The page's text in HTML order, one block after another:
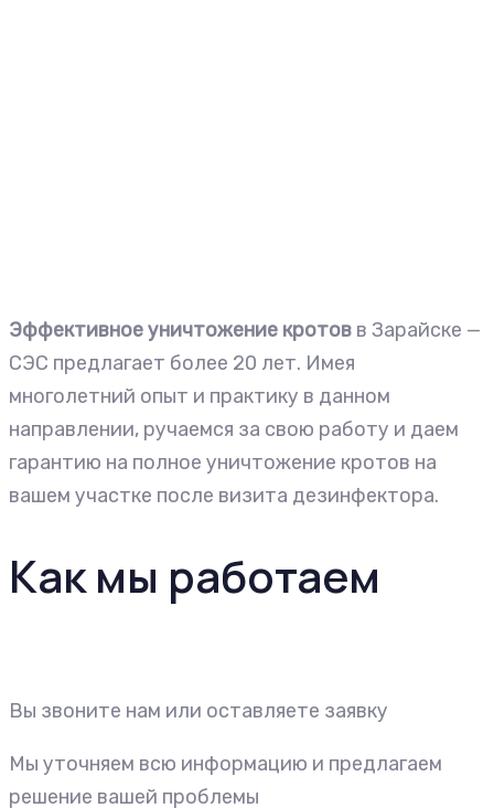
Эффективное уничтожение кротов в Зарайске —
СЭС предлагает более 20 лет. Имея
многолетний опыт и практику в данном
направлении, ручаемся за свою работу и даем
гарантию на полное уничтожение кротов на
вашем участке после визита дезинфектора.
Как мы работаем
Вы звоните нам или оставляете заявку
Мы уточняем всю информацию и предлагаем
решение вашей проблемы